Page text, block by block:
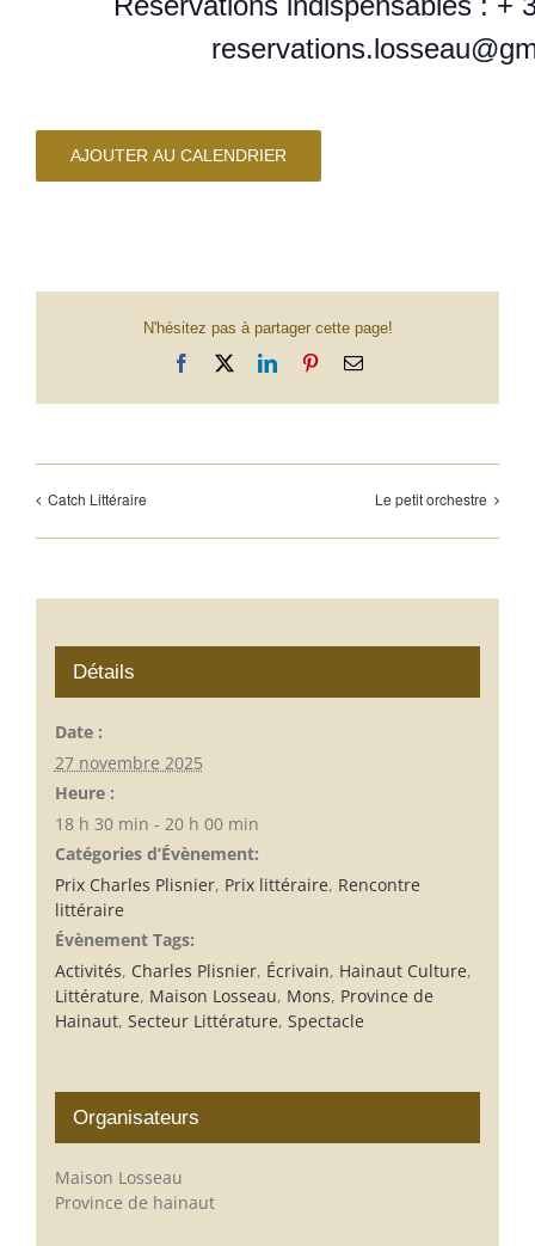
AJOUTER AU CALENDRIER
N'hésitez pas à partager cette page!
Facebook LinkedInPinterestEmail
Catch Littéraire Le petit orchestre
Détails
Date :
27 novembre 2025
Heure :
18 h 30 min - 20 h 00 min
Catégories d’Évènement:
Prix Charles Plisnier, Prix littéraire, Rencontre
littéraire
Évènement Tags:
Activités, Charles Plisnier, Écrivain, Hainaut Culture,
Littérature, Maison Losseau, Mons, Province de
Hainaut, Secteur Littérature, Spectacle
Organisateurs
Maison Losseau
Province de hainaut